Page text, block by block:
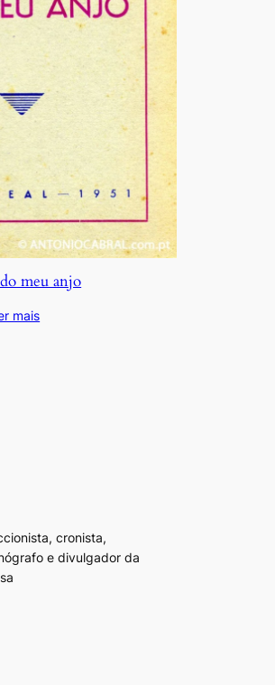
meu anjo
mais
cronista,
e divulgador da